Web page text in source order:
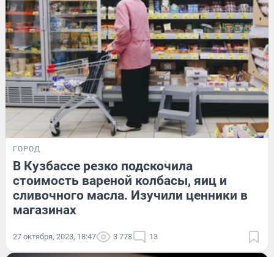
ГОРОД
В Кузбассе резко подскочила
стоимость вареной колбасы, яиц и
сливочного масла. Изучили ценники в
магазинах
27 октября, 2023, 18:47 3 778 13